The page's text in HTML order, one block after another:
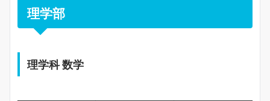
理学部
理学科 数学